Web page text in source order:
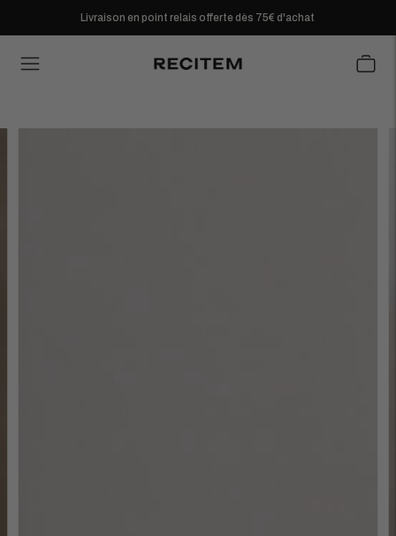
Livraison en point relais offerte dès 75€ d'achat